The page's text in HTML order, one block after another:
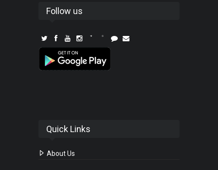
Follow us
Quick Links
About Us